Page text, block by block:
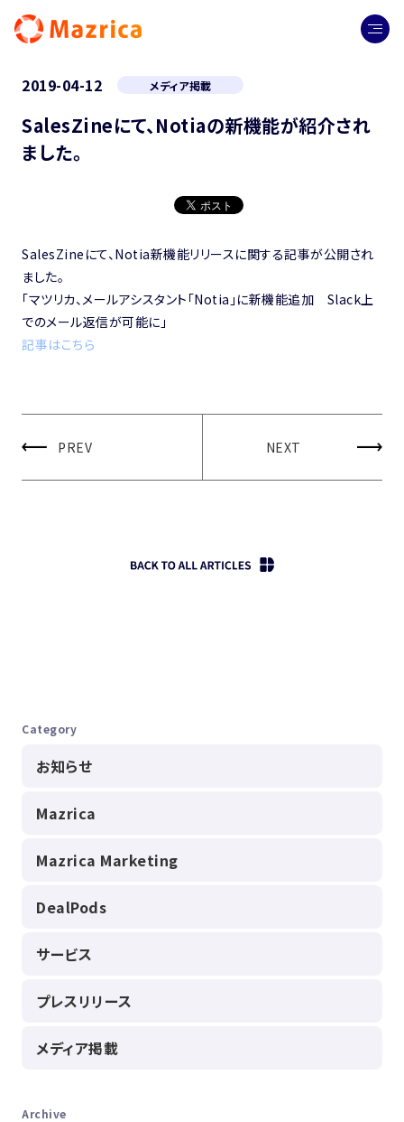
2019-04-12 メディア掲載
SalesZineにて、Notiaの新機能が紹介され
ました。
SalesZineにて、Notia新機能リリースに関する記事が公開され
ました。
「マツリカ、メールアシスタント「Notia」に新機能追加 Slack上
でのメール返信が可能に」
記事はこちら
PREV NEXT
Category
お知らせ
Mazrica
Mazrica Marketing
DealPods
サービス
プレスリリース
メディア掲載
Archive